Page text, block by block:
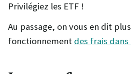
Privilégiez les ETF !
Au passage, on vous en dit
fonctionnement des frais dans